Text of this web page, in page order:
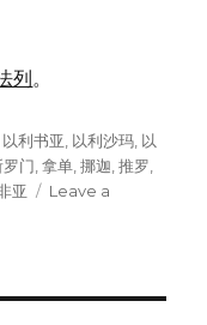
列。
以利书亚 以利沙玛 以
罗门 ,拿单 ,挪迦 ,推罗
亚
Leave a